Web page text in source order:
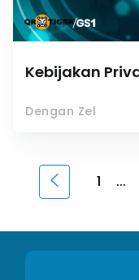
Kebijakan
Dengan Zel
1 ...